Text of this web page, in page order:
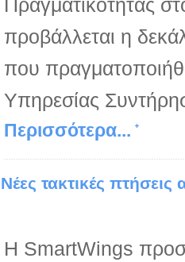
Πραγματικότητας
προβάλλεται η
που
Υπηρεσίας
Περισσότερα...
Νέες τακτικές
Η SmartWings